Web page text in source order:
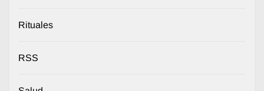
Rituales
RSS